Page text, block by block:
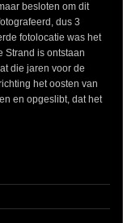
besloten om dit
dus 3
fotolocatie was het
Strand is ontstaan
die jaren voor de
het oosten van
en opgeslibt, dat het